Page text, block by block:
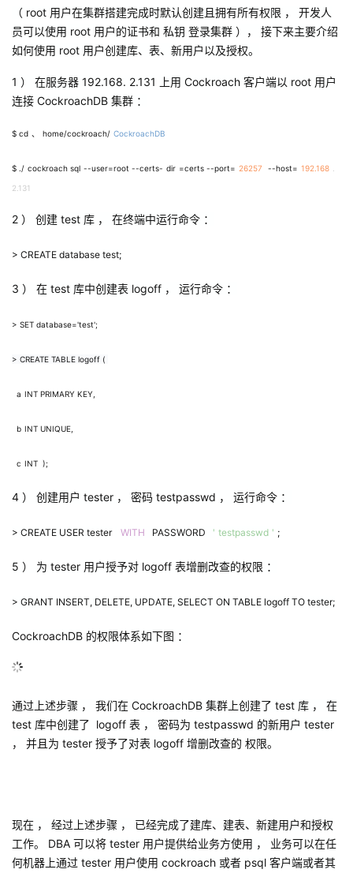
（ root 用户在集群搭建完成时默认创建且拥有所有权限 ， 开发人
员可以使用 root 用户的证书和 私钥 登录集群 ）， 接下来主要介绍
如何使用 root 用户创建库、表、新用户以及授权。
1 ） 在服务器 192.168. 2.131 上用 Cockroach 客户端以 root 用户
连接 CockroachDB 集群 ：
$ cd 、 home/cockroach/ CockroachDB
$ ./ cockroach sql --user=root --certs- dir =certs --port= 26257 --host= 192.168
2.131
2 ） 创建 test 库 ， 在终端中运行命令 ：
> CREATE database test;
3 ） 在 test 库中创建表 logoff ， 运行命令 ：
> SET database='test';
> CREATE TABLE logoff (
a INT PRIMARY KEY,
b INT UNIQUE,
c INT );
4 ） 创建用户 tester ， 密码 testpasswd ， 运行命令 ：
> CREATE USER tester WITH PASSWORD ' testpasswd ' ;
5 ） 为 tester 用户授予对 logoff 表增删改查的权限 ：
> GRANT INSERT, DELETE, UPDATE, SELECT ON TABLE logoff TO tester;
CockroachDB 的权限体系如下图 ：
通过上述步骤 ， 我们在 CockroachDB 集群上创建了 test 库 ， 在
test 库中创建了 logoff 表 ， 密码为 testpasswd 的新用户 tester
， 并且为 tester 授予了对表 logoff 增删改查的 权限。
现在 ， 经过上述步骤 ， 已经完成了建库、建表、新建用户和授权
工作。
DBA 可以将 tester 用户提供给业务方使用 ， 业务可以在任
何机器上通过 tester 用户使用 cockroach 或者 psql 客户端或者其